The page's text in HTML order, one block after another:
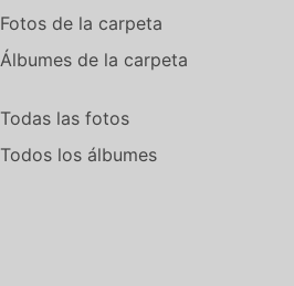
Fotos de la carpeta
Álbumes de la carpeta
Todas las fotos
Todos los álbumes